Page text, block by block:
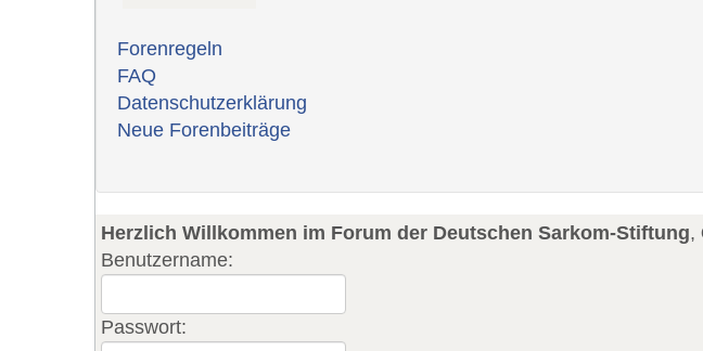
Forenregeln
FAQ
Datenschutzerklärung
Neue Forenbeiträge
Herzlich Willkommen im Forum der Deutschen Sarkom-Stiftung,
Benutzername:
Passwort: